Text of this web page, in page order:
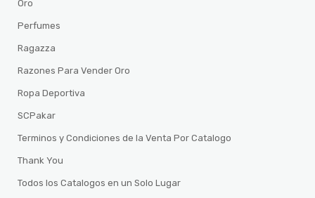
Oro
Perfumes
Ragazza
Razones Para Vender Oro
Ropa Deportiva
SCPakar
Terminos y Condiciones de la Venta Por Catalogo
Thank You
Todos los Catalogos en un Solo Lugar